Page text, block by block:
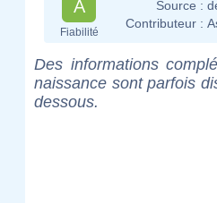
A
Fiabilité
Source :
Contributeur :
Des informations
naissance sont parfois
dessous.